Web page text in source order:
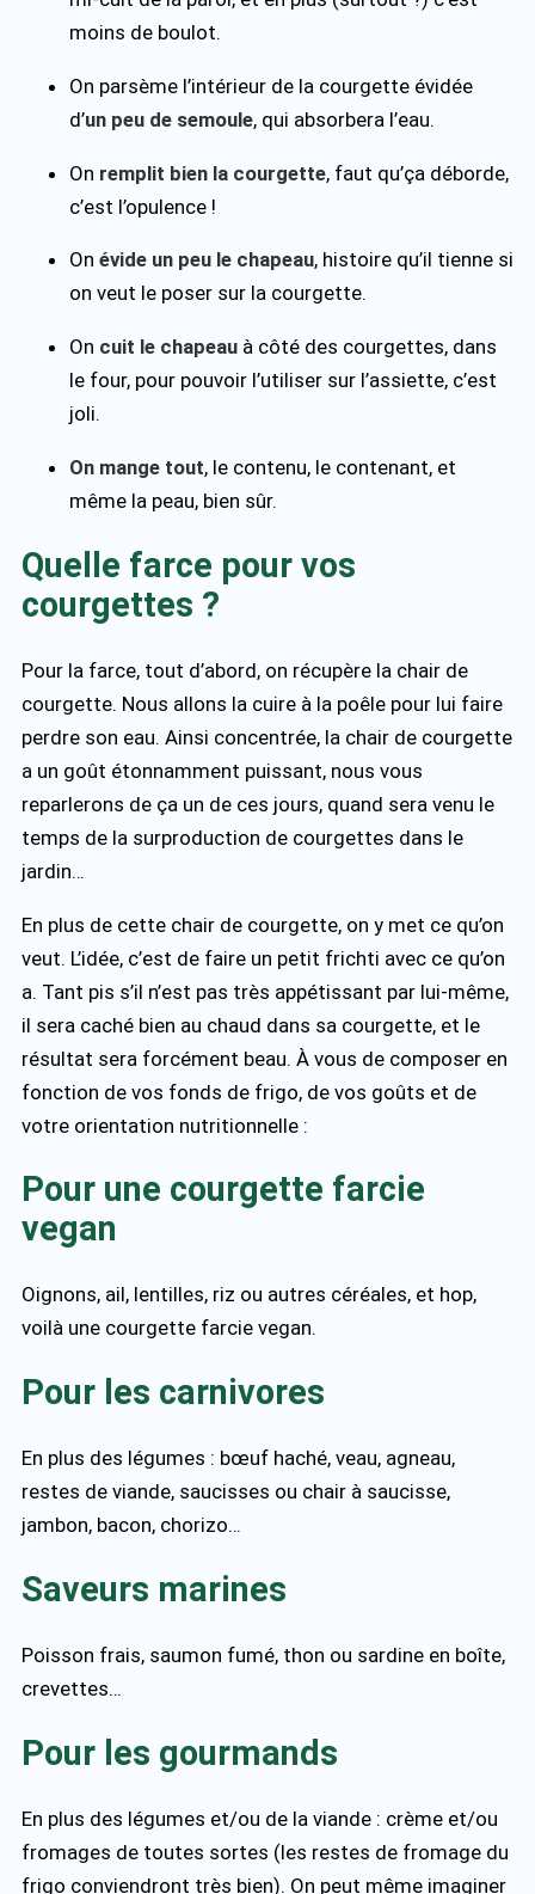
moins de boulot.
On parsème l’intérieur de la courgette évidée
d’un peu de semoule, qui absorbera l’eau.
On remplit bien la courgette, faut qu’ça déborde,
c’est l’opulence !
On évide un peu le chapeau, histoire qu’il tienne si
on veut le poser sur la courgette.
On cuit le chapeauà côté des courgettes, dans
le four, pour pouvoir l’utiliser sur l’assiette, c’est
joli.
On mange tout, le contenu, le contenant, et
même la peau, bien sûr.
Quelle farce pour vos
courgettes ?
Pour la farce, tout d’abord, on récupère la chair de
courgette. Nous allons la cuire à la poêle pour lui faire
perdre son eau. Ainsi concentrée, la chair de courgette
a un goût étonnamment puissant, nous vous
reparlerons de ça un de ces jours, quand sera venu le
temps de la surproduction de courgettes dans le
jardin…
En plus de cette chair de courgette, on y met ce qu’on
veut. L’idée, c’est de faire un petit frichti avec ce qu’on
a. Tant pis s’il n’est pas très appétissant par lui-même,
il sera caché bien au chaud dans sa courgette, et le
résultat sera forcément beau. À vous de composer en
fonction de vos fonds de frigo, de vos goûts et de
votre orientation nutritionnelle :
Pour une courgette farcie
vegan
Oignons, ail, lentilles, riz ou autres céréales, et hop,
voilà une courgette farcie vegan.
Pour les carnivores
En plus des légumes : bœuf haché, veau, agneau,
restes de viande, saucisses ou chair à saucisse,
jambon, bacon, chorizo…
Saveurs marines
Poisson frais, saumon fumé, thon ou sardine en boîte,
crevettes…
Pour les gourmands
En plus des légumes et/ou de la viande : crème et/ou
fromages de toutes sortes (les restes de fromage du
frigo conviendront très bien). On peut même imaginer